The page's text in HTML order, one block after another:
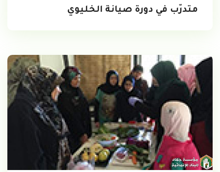
متدرّب في دورة صيانة الخليوي